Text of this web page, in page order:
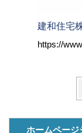
建和住宅
https://
ホームページ